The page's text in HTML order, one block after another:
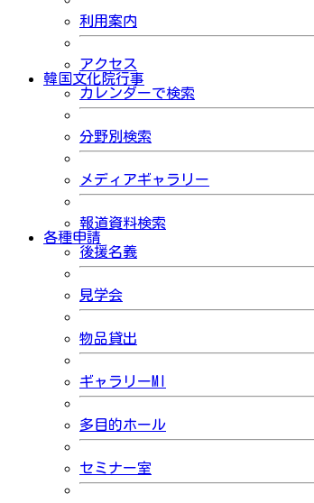
利用案内
アクセス
韓国文化院行事
カレンダーで検索
分野別検索
メディアギャラリー
報道資料検索
各種申請
後援名義
見学会
物品貸出
ギャラリーMI
多目的ホール
セミナー室